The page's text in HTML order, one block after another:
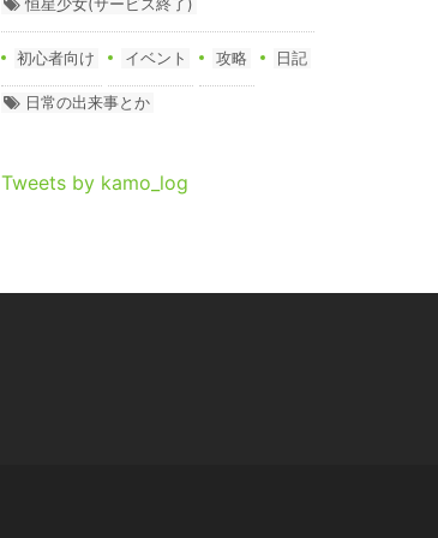
初心者向け イベント 攻略 日記
日常の出来事とか
Tweets by kamo_log